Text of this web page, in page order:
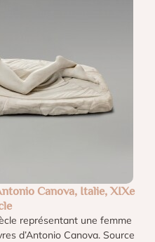
Canova, Italie, XIXe
représentant une femme
d’Antonio Canova. Source